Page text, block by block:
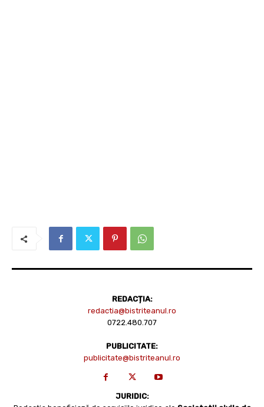
REDACȚIA:
redactia@bistriteanul.ro
0722.480.707
PUBLICITATE:
publicitate@bistriteanul.ro
JURIDIC: